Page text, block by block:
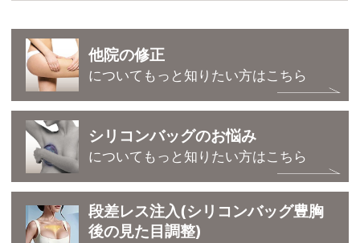
他院の修正
についてもっと知りたい方はこちら
シリコンバッグのお悩み
についてもっと知りたい方はこちら
段差レス注入(シリコンバッグ豊胸
後の見た目調整)